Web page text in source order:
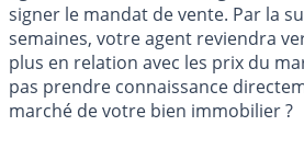
signer le mandat de vente. Par la
semaines, votre agent reviendra
plus en relation avec les prix du
pas prendre connaissance
marché de votre bien immobilier ?